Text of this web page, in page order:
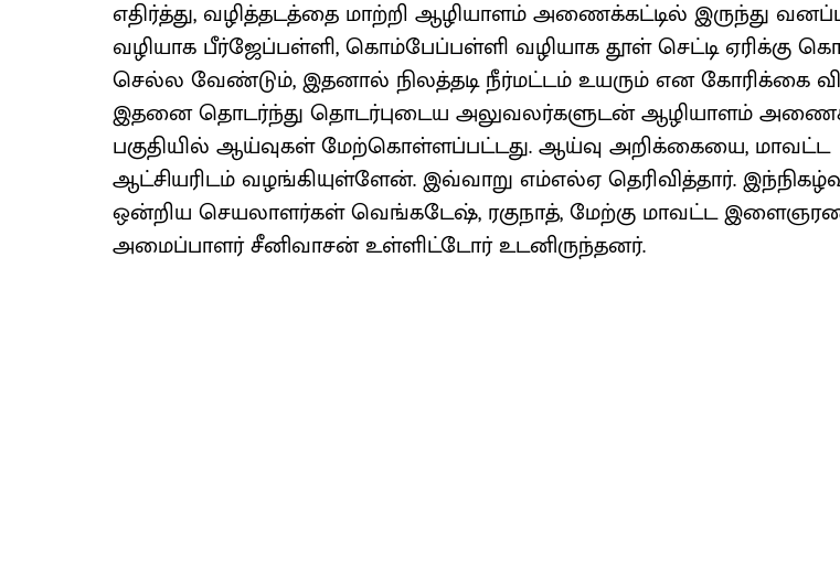
எதிர்த்து, வழித்தடத்தை மாற்றி ஆழியாளம் அணைக்கட்டில் இருந்து
வழியாக பீர்ஜேப்பள்ளி, கொம்பேப்பள்ளி வழியாக தூள் செட்டி ஏரிக்கு
செல்ல வேண்டும், இதனால் நிலத்தடி நீர்மட்டம் உயரும் என கோரிக்கை
இதனை தொடர்ந்து தொடர்புடைய அலுவலர்களுடன் ஆழியாளம்
பகுதியில் ஆய்வுகள் மேற்கொள்ளப்பட்டது. ஆய்வு அறிக்கையை, மாவட்ட
ஆட்சியரிடம் வழங்கியுள்ளேன். இவ்வாறு எம்எல்ஏ தெரிவித்தார்.
ஒன்றிய செயலாளர்கள் வெங்கடேஷ், ரகுநாத், மேற்கு மாவட்ட
அமைப்பாளர் சீனிவாசன் உள்ளிட்டோர் உடனிருந்தனர்.